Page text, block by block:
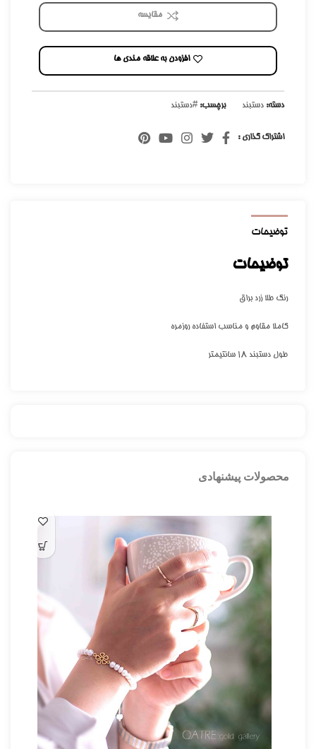
مقایسه
افزودن به علاقه مندی ها
دسته: دستبند برچسب: #دستبند
اشتراک گذاری :
توضیحات
توضیحات
رنگ طلا زرد براق
کاملا مقاوم و مناسب استفاده روزمره
طول دستبند ۱۸ سانتیمتر
محصولات پیشنهادی